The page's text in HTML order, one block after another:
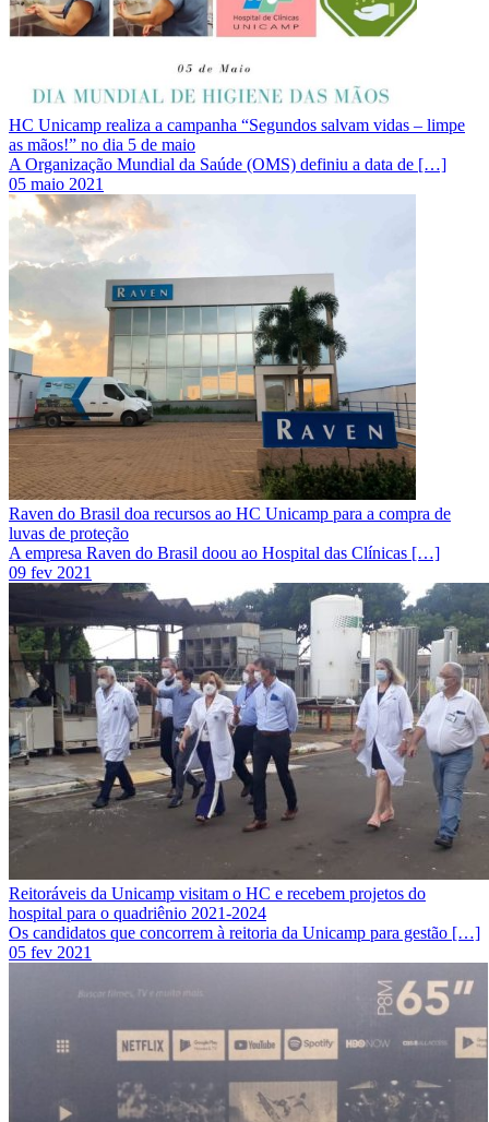
HC Unicamp realiza a campanha “Segundos salvam vidas – limpe
as mãos!” no dia 5 de maio
A Organização Mundial da Saúde (OMS) definiu a data de […]
05 maio 2021
Raven do Brasil doa recursos ao HC Unicamp para a compra de
luvas de proteção
A empresa Raven do Brasil doou ao Hospital das Clínicas […]
09 fev 2021
Reitoráveis da Unicamp visitam o HC e recebem projetos do
hospital para o quadriênio 2021-2024
Os candidatos que concorrem à reitoria da Unicamp para gestão […]
05 fev 2021